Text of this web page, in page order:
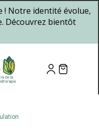
! Notre identité évolue,
Découvrez bientôt